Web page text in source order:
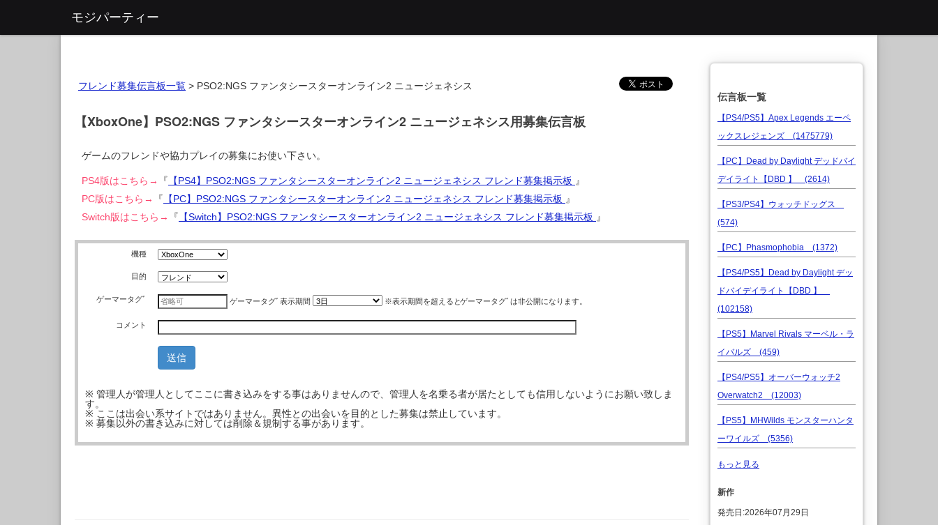
モジパーティー
フレンド募集伝言板一覧 > PSO2:NGS ファンタシースターオンライン2 ニュージェネシス
【XboxOne】PSO2:NGS ファンタシースターオンライン2 ニュージェネシス用募集伝言板
ゲームのフレンドや協力プレイの募集にお使い下さい。
PS4版はこちら→ 『 【PS4】PSO2:NGS ファンタシースターオンライン2 ニュージェネシス フレンド募集掲示板 』
PC版はこちら→
『 【PC】PSO2:NGS ファンタシースターオンライン2 ニュージェネシス フレンド募集掲示板 』
Switch版はこちら→
『 【Switch】PSO2:NGS ファンタシースターオンライン2 ニュージェネシス フレンド募集掲示板 』
機種
目的
ゲーマータグﾞ ゲーマータグﾞ 表示期間 ※表示期間を超えるとゲーマータグﾞ は非公開になります。
コメント
※ 管理人が管理人としてここに書き込みをする事はありませんので、管理人を名乗る者が居たとしても信用しないようにお願い致しま
す。
※ ここは出会い系サイトではありません。異性との出会いを目的とした募集は禁止しています。
※ 募集以外の書き込みに対しては削除＆規制する事があります。
伝言板一覧
【PS4/PS5】Apex Legends エーペ
ックスレジェンズ (1475779)
【PC】Dead by Daylight デッドバイ
デイライト【DBD 】 (2614)
【PS3/PS4】ウォッチドッグス
(574)
【PC】Phasmophobia (1372)
【PS4/PS5】Dead by Daylight デッ
ドバイデイライト【DBD 】
(102158)
【PS5】Marvel Rivals マーベル・ラ
イバルズ (459)
【PS4/PS5】オーバーウォッチ2
Overwatch2 (12003)
【PS5】MHWilds モンスターハンタ
ーワイルズ (5356)
もっと見る
新作
発売日:2026年07月29日